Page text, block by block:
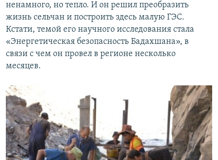
ненамного, но тепло. И он решил преобразить
жизнь сельчан и построить здесь малую ГЭС.
Кстати, темой его научного исследования стала
«Энергетическая безопасность Бадахшана», в
связи с чем он провел в регионе несколько
месяцев.